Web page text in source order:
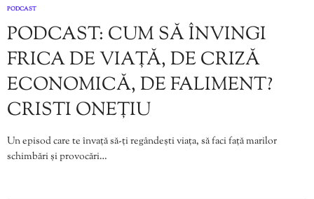
PODCAST
PODCAST: CUM SĂ ÎNVINGI
FRICA DE VIAȚĂ, DE CRIZĂ
ECONOMICĂ, DE FALIMENT?
CRISTI ONEȚIU
Un episod care te învață să-ți regândești viața, să faci față marilor
schimbări și provocări…